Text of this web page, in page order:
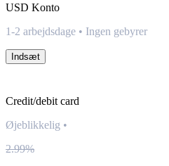
USD Konto
1-2 arbejdsdage • Ingen gebyrer
Indsæt
Credit/debit card
Øjeblikkelig •
2.99%